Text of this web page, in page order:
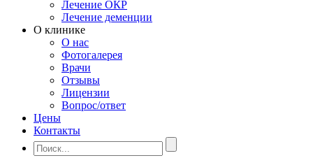
Лечение ОКР
Лечение деменции
О клинике
О нас
Фотогалерея
Врачи
Отзывы
Лицензии
Вопрос/ответ
Цены
Контакты